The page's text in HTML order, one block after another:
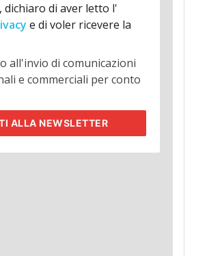
dichiaro di aver letto l'
e di voler ricevere la
all'invio di comunicazioni
e commerciali per conto
ALLA NEWSLETTER